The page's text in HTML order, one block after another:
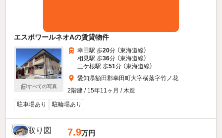
エスポワールネオAの賃貸物件
すべての写真
幸田駅 歩20分 （東海道線）
相見駅 歩36分 （東海道線）
三ケ根駅 歩51分 （東海道線）
愛知県額田郡幸田町大字横落字竹ノ花
2階建 / 15年11ヶ月 / 木造
駐車場あり
駐輪場あり
7.9万円